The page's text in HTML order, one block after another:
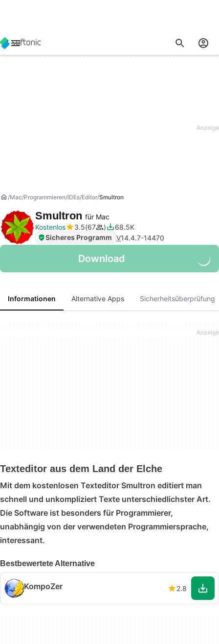
Mac Programmieren IDEs/Editor Smultron
Smultron für Mac
Kostenlos
3.5 67
68.5K
Sicheres Programm V14.4.7-14470
Download
Informationen Alternative Apps Sicherheitsüberprüfung
Texteditor aus dem Land der Elche
Mit dem kostenlosen Texteditor Smultron editiert man
schnell und unkompliziert Texte unterschiedlichster Art.
Die Software ist besonders für Programmierer,
unabhängig von der verwendeten Programmiersprache,
interessant.
Bestbewertete Alternative
KompoZer 2.8